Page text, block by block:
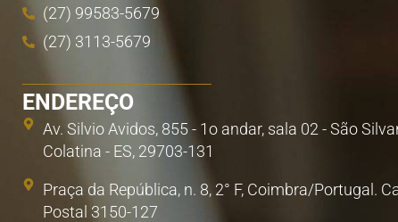
(27) 99583-5679
(27) 3113-5679
ENDEREÇO
Av. Silvio Avidos, 855 - 1o andar, sala 02 - São
Colatina - ES, 29703-131
Praça da República, n. 8, 2° F, Coimbra/Portugal.
Postal 3150-127